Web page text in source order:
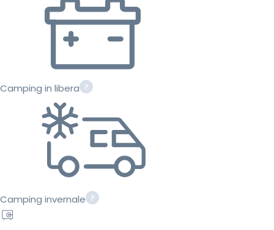
Camping in libera
Camping invernale